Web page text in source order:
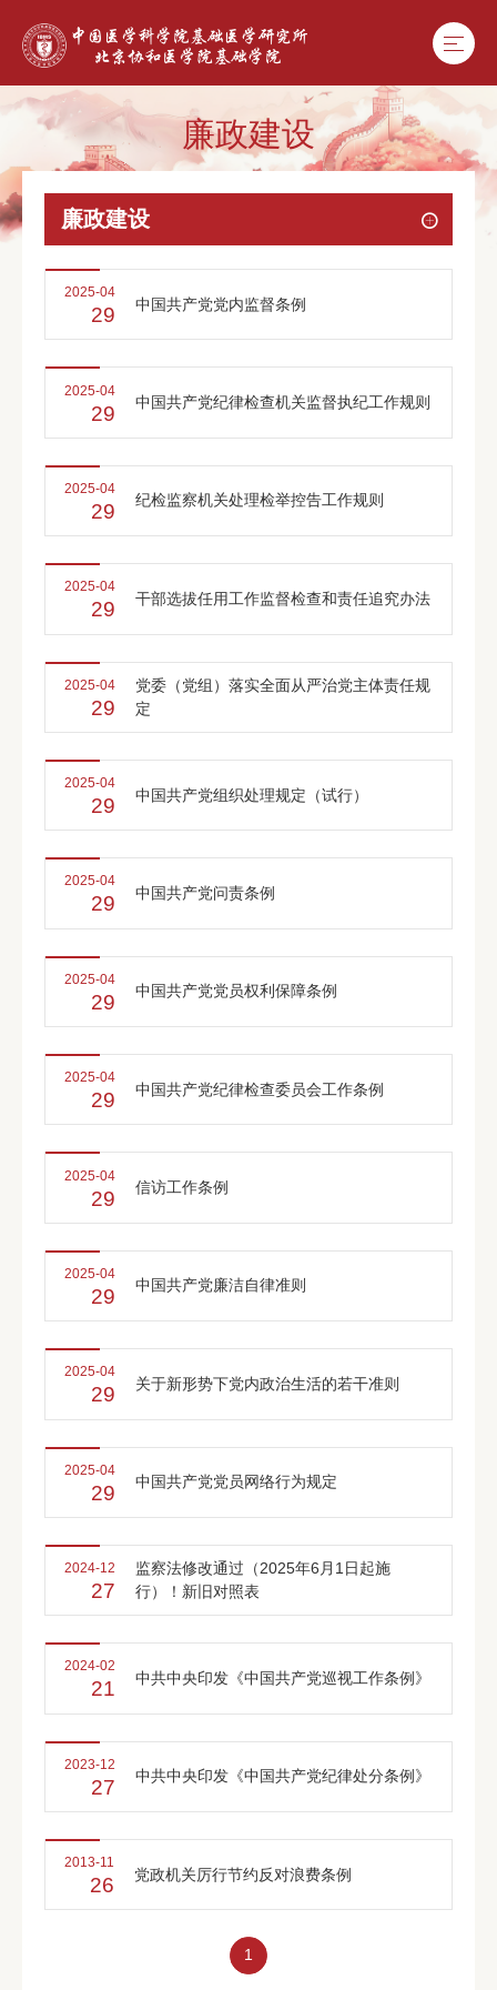
廉政建设
廉政建设
2025-04
29 中国共产党党内监督条例
2025-04
29 中国共产党纪律检查机关监督执纪工作规则
2025-04
29 纪检监察机关处理检举控告工作规则
2025-04
29 干部选拔任用工作监督检查和责任追究办法
2025-04
29
党委（党组）落实全面从严治党主体责任规
定
2025-04
29 中国共产党组织处理规定（试行）
2025-04
29 中国共产党问责条例
2025-04
29 中国共产党党员权利保障条例
2025-04
29 中国共产党纪律检查委员会工作条例
2025-04
29 信访工作条例
2025-04
29 中国共产党廉洁自律准则
2025-04
29 关于新形势下党内政治生活的若干准则
2025-04
29 中国共产党党员网络行为规定
2024-12
27
监察法修改通过（2025年6月1日起施
行）！新旧对照表
2024-02
21 中共中央印发《中国共产党巡视工作条例》
2023-12
27 中共中央印发《中国共产党纪律处分条例》
2013-11
26 党政机关厉行节约反对浪费条例
1